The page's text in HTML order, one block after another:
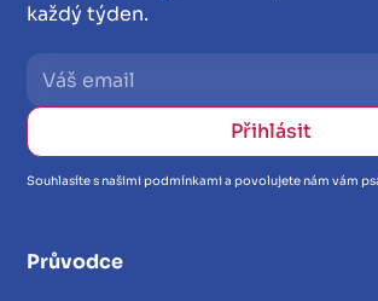
každý týden.
Souhlasíte s našimi podmínkami a povolujete nám vám
Průvodce